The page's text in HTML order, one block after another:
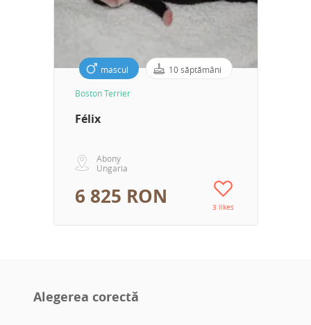
mascul 10 săptămâni
Boston Terrier
Félix
Abony
Ungaria
6 825 RON 3 likes
Alegerea corectă